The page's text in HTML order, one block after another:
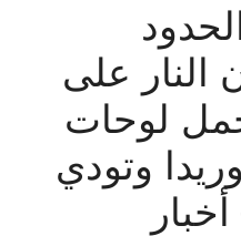
النار على
لوحات
وتودي